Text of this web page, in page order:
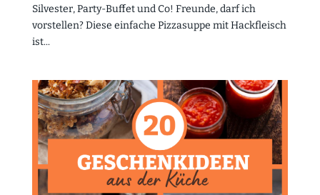
Silvester, Party-Buffet und Co! Freunde, darf ich
vorstellen? Diese einfache Pizzasuppe mit Hackfleisch
ist...